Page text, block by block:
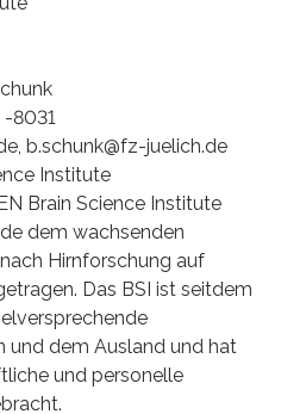
-8031
b.schunk@fz-juelich.de
Institute
Brain Science Institute
dem wachsenden
Hirnforschung auf
Das BSI ist seitdem
und dem Ausland und hat
und personelle